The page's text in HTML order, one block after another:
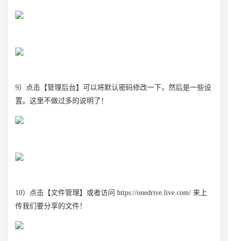
9）点击【管理后台】可以将默认密码修改一下，然后是一些设
置。这里不做过多的说明了！
10）点击【文件管理】或者访问 https://onedrive.live.com/ 来上
传我们要分享的文件！